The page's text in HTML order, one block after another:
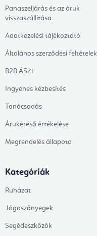
Panaszeljárás és az áruk
visszaszállítása
Adatkezelési tájékoztató
Általános szerződési feltételek
B2B ÁSZF
Ingyenes kézbesítés
Tanácsadás
Árukereső értékelése
Megrendelés állapota
Kategóriák
Ruházat
Jógaszőnyegek
Segédeszközök